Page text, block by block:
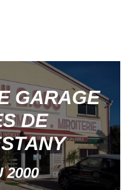
GARAGE
DE
2000